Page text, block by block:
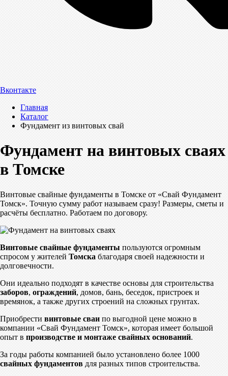
Вконтакте
Главная
Каталог
Фундамент из винтовых свай
Фундамент на винтовых сваях
в Томске
Винтовые свайные фундаменты в Томске от «Свай Фундамент
Томск». Точную сумму работ называем сразу! Размеры, сметы и
расчёты бесплатно. Работаем по договору.
Винтовые свайные фундаменты пользуются огромным
спросом у жителей Томска благодаря своей надежности и
долговечности.
Они идеально подходят в качестве основы для строительства
заборов, ограждений, домов, бань, беседок, пристроек и
времянок, а также других строений на сложных грунтах.
Приобрести винтовые сваи по выгодной цене можно в
компании «Свай Фундамент Томск», которая имеет большой
опыт в производстве и монтаже свайных оснований.
За годы работы компанией было установлено более 1000
свайных фундаментов для разных типов строительства.